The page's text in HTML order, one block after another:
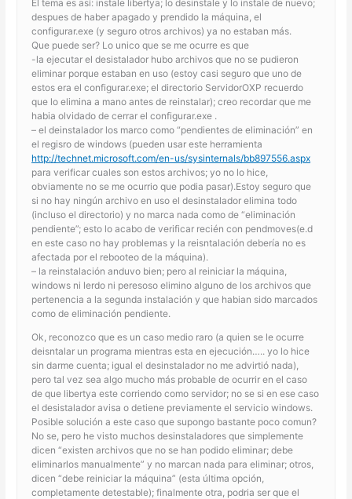
El tema es así: instale libertya; lo desinstale y lo instale de nuevo;
despues de haber apagado y prendido la máquina, el
configurar.exe (y seguro otros archivos) ya no estaban más.
Que puede ser? Lo unico que se me ocurre es que
-la ejecutar el desistalador hubo archivos que no se pudieron
eliminar porque estaban en uso (estoy casi seguro que uno de
estos era el configurar.exe; el directorio ServidorOXP recuerdo
que lo elimina a mano antes de reinstalar); creo recordar que me
habia olvidado de cerrar el configurar.exe .
– el deinstalador los marco como “pendientes de eliminación” en
el regisro de windows (pueden usar este herramienta
http://technet.microsoft.com/en-us/sysinternals/bb897556.aspx
para verificar cuales son estos archivos; yo no lo hice,
obviamente no se me ocurrio que podia pasar).Estoy seguro que
si no hay ningún archivo en uso el desinstalador elimina todo
(incluso el directorio) y no marca nada como de “eliminación
pendiente”; esto lo acabo de verificar recién con pendmoves(e.d
en este caso no hay problemas y la reisntalación debería no es
afectada por el rebooteo de la máquina).
– la reinstalación anduvo bien; pero al reiniciar la máquina,
windows ni lerdo ni peresoso elimino alguno de los archivos que
pertenencia a la segunda instalación y que habian sido marcados
como de eliminación pendiente.
Ok, reconozco que es un caso medio raro (a quien se le ocurre
deisntalar un programa mientras esta en ejecución….. yo lo hice
sin darme cuenta; igual el desinstalador no me advirtió nada),
pero tal vez sea algo mucho más probable de ocurrir en el caso
de que libertya este corriendo como servidor; no se si en ese caso
el desistalador avisa o detiene previamente el servicio windows.
Posible solución a este caso que supongo bastante poco comun?
No se, pero he visto muchos desinstaladores que simplemente
dicen “existen archivos que no se han podido eliminar; debe
eliminarlos manualmente” y no marcan nada para eliminar; otros,
dicen “debe reiniciar la máquina” (esta última opción,
completamente detestable); finalmente otra, podria ser que el